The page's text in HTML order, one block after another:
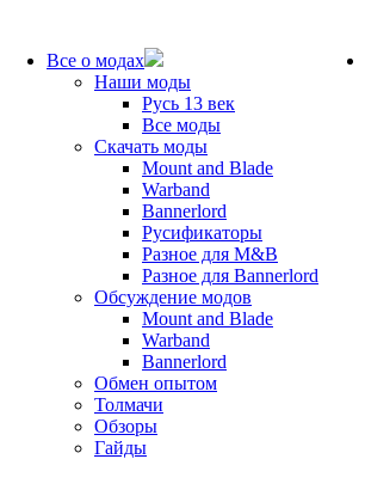
Все о модах
Наши моды
Русь 13 век
Все моды
Скачать моды
Mount and Blade
Warband
Bannerlord
Русификаторы
Разное для M&B
Разное для Bannerlord
Обсуждение модов
Mount and Blade
Warband
Bannerlord
Обмен опытом
Толмачи
Обзоры
Гайды